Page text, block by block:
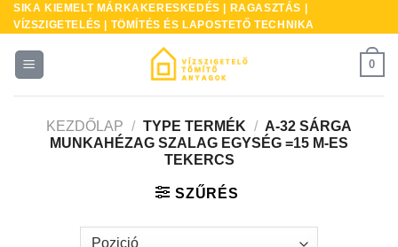
Skip
to
content
SIKA KIEMELT MÁRKAKERESKEDÉS | RAGASZTÁS |
VÍZSZIGETELÉS | TÖMÍTÉS ÉS LAPOSTETŐ TECHNIKA
0
KEZDŐLAP / TYPE TERMÉK / A-32 SÁRGA
MUNKAHÉZAG SZALAG EGYSÉG =15 M-ES
TEKERCS
SZŰRÉS